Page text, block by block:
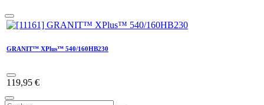
GRANIT™ XPlus™ 540/160HB230
119,95 €